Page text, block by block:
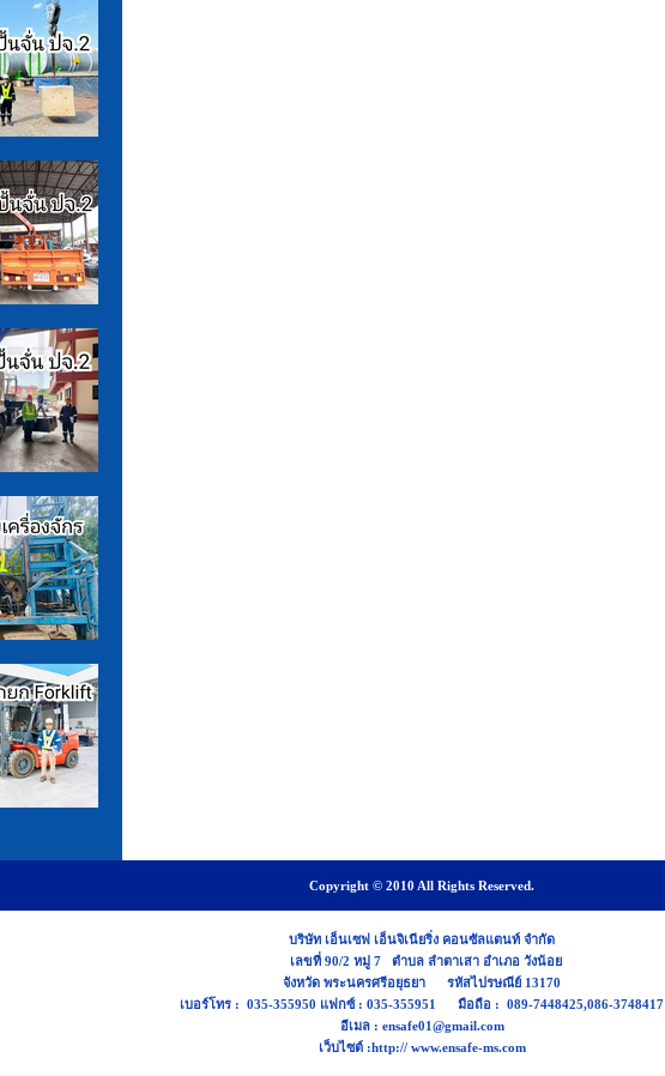
Copyright © 2010 All Rights Reserved.
บริษัท เอ็นเซฟ เอ็นจิเนียริ่ง คอนซัลแตนท์ จำกัด
เลขที่ 90/2 หมู่ 7 ตำบล ลำตาเสา อำเภอ วังน้อย
จังหวัด พระนครศรีอยุธยา รหัสไปรษณีย์ 13170
เบอร์โทร : 035-355950 แฟกซ์ : 035-355951 มือถือ : 089-7448425,086-3748417
อีเมล : ensafe01@gmail.com
เว็บไซต์ :http:// www.ensafe-ms.com